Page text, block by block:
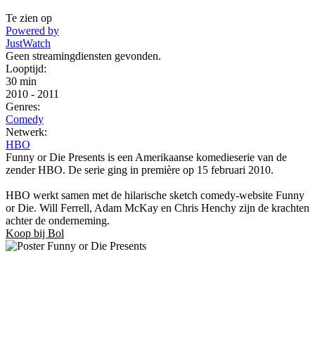
Te zien op
Powered by
JustWatch
Geen streamingdiensten gevonden.
Looptijd:
30 min
2010 - 2011
Genres:
Comedy
Netwerk:
HBO
Funny or Die Presents is een Amerikaanse komedieserie van de
zender HBO. De serie ging in première op 15 februari 2010.
HBO werkt samen met de hilarische sketch comedy-website Funny
or Die. Will Ferrell, Adam McKay en Chris Henchy zijn de krachten
achter de onderneming.
Koop bij Bol